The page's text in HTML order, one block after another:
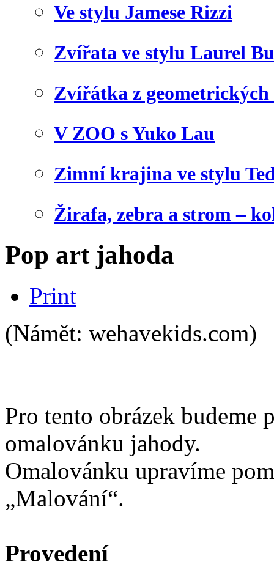
Ve stylu Jamese Rizzi
Zvířata ve stylu Laurel
Zvířátka z
V ZOO s Yuko Lau
Zimní krajina ve stylu
Žirafa, zebra a strom –
Pop art jahoda
Print
(Námět: wehavekids.com)
Pro tento obrázek budeme
omalovánku jahody.
Omalovánku upravíme
„Malování“.
Provedení